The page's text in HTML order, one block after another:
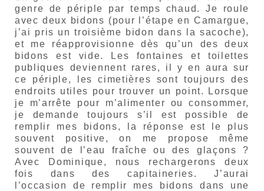
genre de périple par temps chaud. Je roule
avec deux bidons (pour l’étape en Camargue,
j’ai pris un troisième bidon dans la sacoche),
et me réapprovisionne dès qu’un des deux
bidons est vide. Les fontaines et toilettes
publiques deviennent rares, il y en aura sur
ce périple, les cimetières sont toujours des
endroits utiles pour trouver un point. Lorsque
je m’arrête pour m’alimenter ou consommer,
je demande toujours s’il est possible de
remplir mes bidons, la réponse est le plus
souvent positive, on me propose même
souvent de l’eau fraîche ou des glaçons ?
Avec Dominique, nous rechargerons deux
fois dans des capitaineries. J’aurai
l’occasion de remplir mes bidons dans une